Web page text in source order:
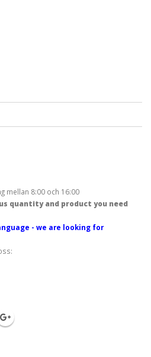
mellan 8:00 och 16:00
quantity and product you need
- we are looking for